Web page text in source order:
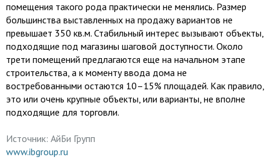
помещения такого рода практически не менялись. Размер
большинства выставленных на продажу вариантов не
превышает 350 кв.м. Стабильный интерес вызывают объекты,
подходящие под магазины шаговой доступности. Около
трети помещений предлагаются еще на начальном этапе
строительства, а к моменту ввода дома не
востребованными остаются 10–15% площадей. Как правило,
это или очень крупные объекты, или варианты, не вполне
подходящие для торговли.
Источник: АйБи Групп
www.ibgroup.ru